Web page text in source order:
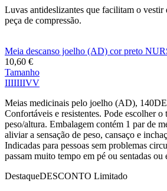
Luvas antideslizantes que facilitam o vestir
peça de compressão.
Meia descanso joelho (AD) cor preto
10,60 €
Tamanho
IIIIIIIVV
Meias medicinais pelo joelho (AD),
Confortáveis e resistentes. Pode escolher
peso/altura. Embalagem contém 1 par de
aliviar a sensação de peso, cansaço e
Indicadas para pessoas sem problemas
passam muito tempo em pé ou sentadas ou
DestaqueDESCONTO Limitado